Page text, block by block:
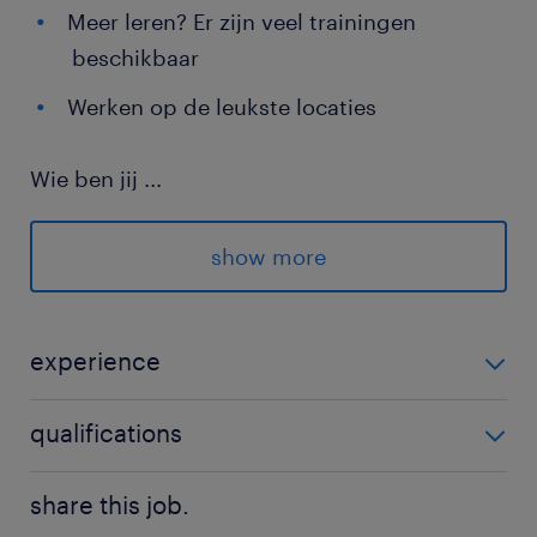
Meer leren? Er zijn veel trainingen
beschikbaar
Werken op de leukste locaties
Wie ben jij ...
Als cateringmedewerker zit gastvrijheid in je
DNA. En je vindt het heerlijk om onder de
mensen te zijn. Je bent een echte aanpakker
vragen wij:
Taal: Je spreekt en begrijpt de
Betrouwbaarheid: Je kunt zonder
show more
experience
qualifications
share this job.